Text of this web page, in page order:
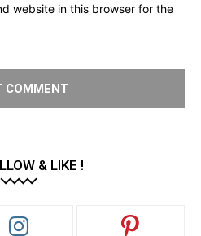
website in this browser for the
& LIKE !